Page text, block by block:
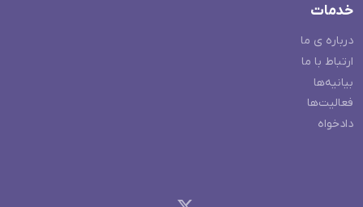
خدمات
درباره ی ما
ارتباط با ما
بیانیه‌ها
فعالیت‌ها
دادخواه